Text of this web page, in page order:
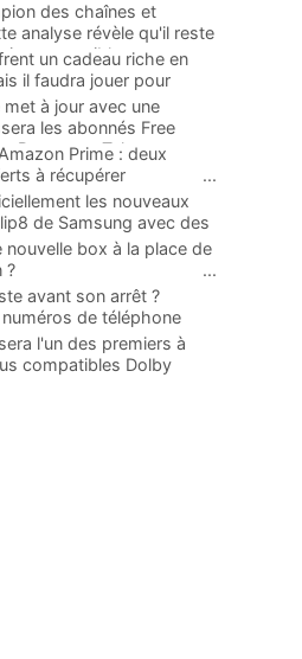
des chaînes et
analyse révèle qu'il reste
possibles
un cadeau riche en
il faudra jouer pour
à jour avec une
les abonnés Free
Bouygues Telecom
Prime : deux
à récupérer
...
les nouveaux
de Samsung avec des
...
nouvelle box à la place de
?
...
avant son arrêt ?
de téléphone
l'un des premiers à
compatibles Dolby